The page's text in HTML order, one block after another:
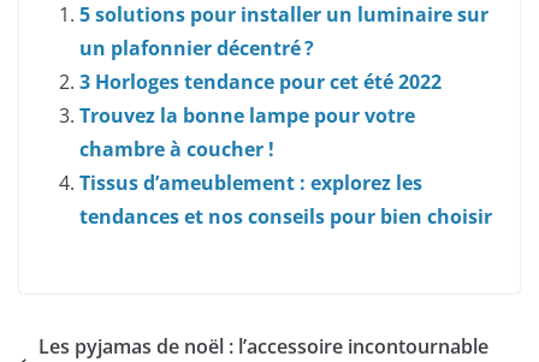
5 solutions pour installer un luminaire sur
un plafonnier décentré ?
3 Horloges tendance pour cet été 2022
Trouvez la bonne lampe pour votre
chambre à coucher !
Tissus d’ameublement : explorez les
tendances et nos conseils pour bien choisir
Les pyjamas de noël : l’accessoire incontournable